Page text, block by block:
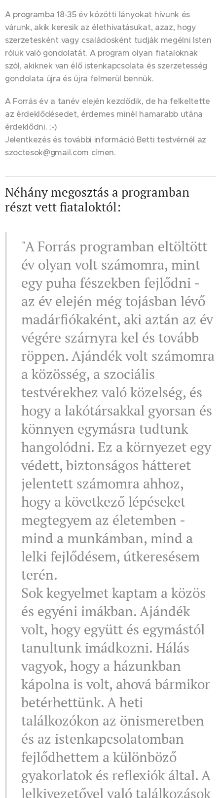
A programba 18-35 év közötti lányokat hívunk és
várunk, akik keresik az élethivatásukat, azaz, hogy
szerzetesként vagy családosként tudják megélni Isten
róluk való gondolatát. A program olyan fiataloknak
szól, akiknek van élő istenkapcsolata és szerzetesség
gondolata újra és újra felmerül bennük.
A Forrás év a tanév elején kezdődik, de ha felkeltette
az érdeklődésedet, érdemes minél hamarabb utána
érdeklődni. ;-)
Jelentkezés és további információ Betti testvérnél az
szoctesok@gmail.com címen.
Néhány megosztás a programban
részt vett fiataloktól:
"A Forrás programban eltöltött
év olyan volt számomra, mint
egy puha fészekben fejlődni -
az év elején még tojásban lévő
madárfiókaként, aki aztán az év
végére szárnyra kel és tovább
röppen. Ajándék volt számomra
a közösség, a szociális
testvérekhez való közelség, és
hogy a lakótársakkal gyorsan és
könnyen egymásra tudtunk
hangolódni. Ez a környezet egy
védett, biztonságos hátteret
jelentett számomra ahhoz,
hogy a következő lépéseket
megtegyem az életemben -
mind a munkámban, mind a
lelki fejlődésem, útkeresésem
terén.
Sok kegyelmet kaptam a közös
és egyéni imákban. Ajándék
volt, hogy együtt és egymástól
tanultunk imádkozni. Hálás
vagyok, hogy a házunkban
kápolna is volt, ahová bármikor
betérhettünk. A heti
találkozókon az önismeretben
és az istenkapcsolatomban
fejlődhettem a különböző
gyakorlatok és reflexiók által. A
lelkivezetővel való találkozások